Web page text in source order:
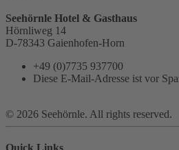
Seehörnle Hotel & Gasthaus
Hörnliweg 14
D-78343 Gaienhofen-Horn
+49 (0)7735 937700
Diese E-Mail-Adresse ist vor
© 2026 Seehörnle. All rights reserved.